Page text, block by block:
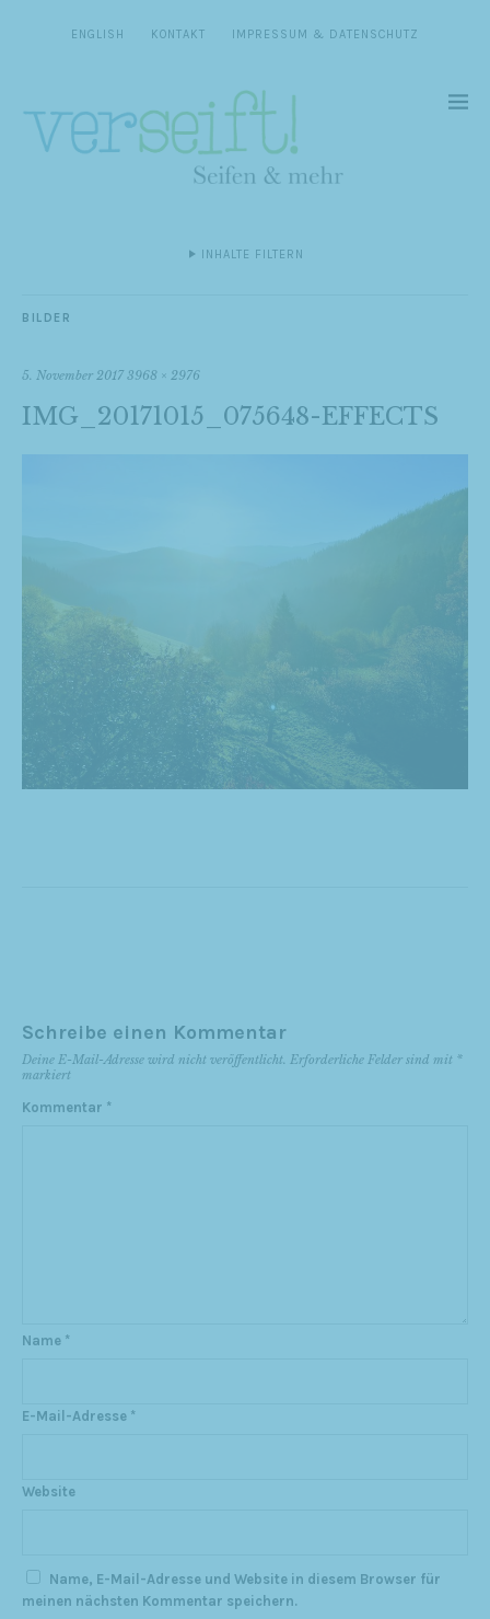
ENGLISH KONTAKT IMPRESSUM & DATENSCHUTZ
INHALTE FILTERN
BILDER
5. November 2017 3968 × 2976
IMG_20171015_075648-EFFECTS
Schreibe einen Kommentar
Deine E-Mail-Adresse wird nicht veröffentlicht. Erforderliche Felder sind mit *
markiert
Kommentar *
Name *
E-Mail-Adresse *
Website
Name, E-Mail-Adresse und Website in diesem Browser für
meinen nächsten Kommentar speichern.